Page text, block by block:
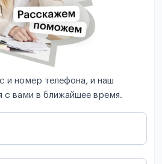
и номер телефона, и наш
с вами в ближайшее время.